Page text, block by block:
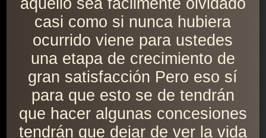
aquello sea fácilmente olvidado
casi como si nunca hubiera
ocurrido viene para ustedes
una etapa de crecimiento de
gran satisfacción Pero eso sí
para que esto se de tendrán
que hacer algunas concesiones
tendrán que dejar de ver la vida